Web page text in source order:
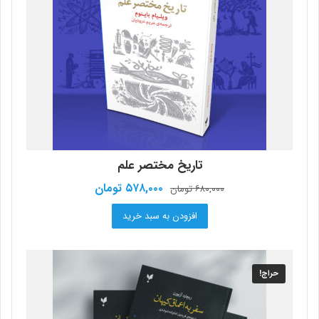
تاریخ مختصر علم
۶۸۰,۰۰۰تومان قیمت
اصلی:
۶۸۰,۰۰۰ تومان
بود.
۵۷۸,۰۰۰ تومان
افزودن به سبد خرید
حراج!